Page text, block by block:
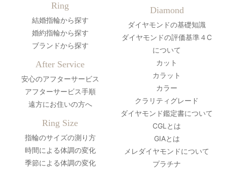
Ring
結婚指輪から探す
婚約指輪から探す
ブランドから探す
After Service
安心のアフターサービス
アフターサービス手順
遠方にお住いの方へ
Ring Size
指輪のサイズの測り方
時間による体調の変化
季節による体調の変化
Diamond
ダイヤモンドの基礎知識
ダイヤモンドの評価基準４C
について
カット
カラット
カラー
クラリティグレード
ダイヤモンド鑑定書について
CGLとは
GIAとは
メレダイヤモンドについて
プラチナ